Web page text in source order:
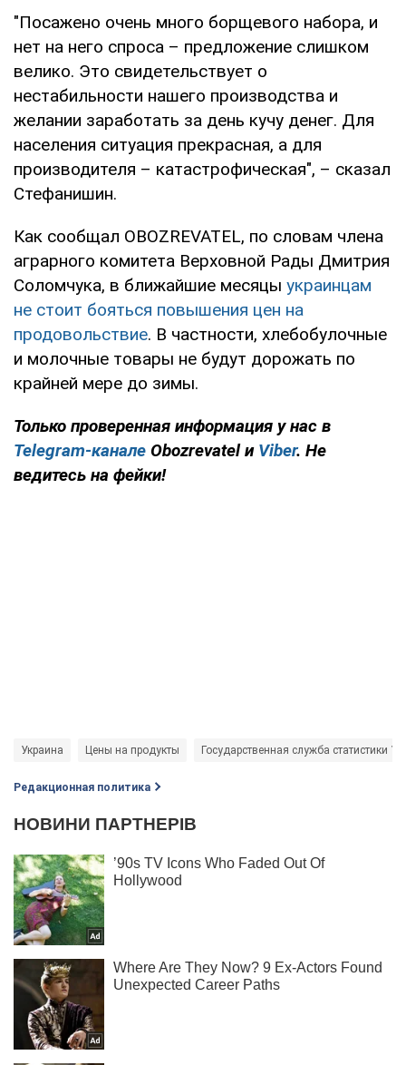
"Посажено очень много борщевого набора, и
нет на него спроса – предложение слишком
велико. Это свидетельствует о
нестабильности нашего производства и
желании заработать за день кучу денег. Для
населения ситуация прекрасная, а для
производителя – катастрофическая", – сказал
Стефанишин.
Как сообщал OBOZREVATEL, по словам члена
аграрного комитета Верховной Рады Дмитрия
Соломчука, в ближайшие месяцы украинцам
не стоит бояться повышения цен на
продовольствие. В частности, хлебобулочные
и молочные товары не будут дорожать по
крайней мере до зимы.
Только проверенная информация у нас в
Telegram-канале Obozrevatel и Viber. Не
ведитесь на фейки!
Украина Цены на продукты Государственная служба статистики
Редакционная политика